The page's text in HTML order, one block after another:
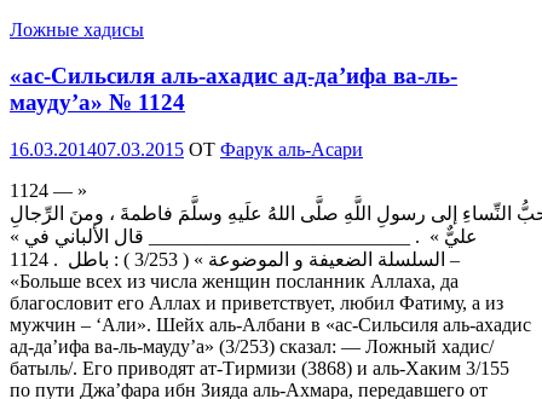
Ложные хадисы
«ас-Сильсиля аль-ахадис ад-да’ифа ва-ль-
мауду’а» № 1124
Опубликовано
16.03.201407.03.2015 OT Фарук аль-Асари
1124 — »
النِّساءِ إلى رسولِ اللَّهِ صلَّى اللهُ علَيهِ وسلَّمَ فاطمةَ ، ومنَ الرِّجالِ
عليٌّ » . ___________________________ قال الألباني في »
السلسلة الضعيفة و الموضوعة » ( 3/253 ) : باطل . 1124 –
«Больше всех из числа женщин посланник Аллаха, да
благословит его Аллах и приветствует, любил Фатиму, а из
мужчин – ‘Али». Шейх аль-Албани в «ас-Сильсиля аль-ахадис
ад-да’ифа ва-ль-мауду’а» (3/253) сказал: — Ложный хадис/
батыль/. Его приводят ат-Тирмизи (3868) и аль-Хаким 3/155
по пути Джа’фара ибн Зияда аль-Ахмара, передавшего от